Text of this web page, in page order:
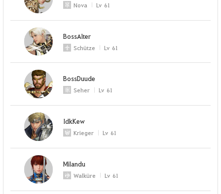
Nova Lv 61
BossAlter
Schütze Lv 61
BossDuude
Seher Lv 61
IdkKew
Krieger Lv 61
Milandu
Walküre Lv 61